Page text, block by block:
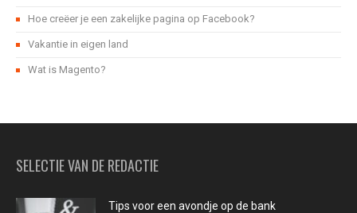
Hoe creëer je een zakelijke pagina op Facebook?
Vakantie in eigen land
Wat is Magento?
SELECTIE VAN DE REDACTIE
Tips voor een avondje op de bank